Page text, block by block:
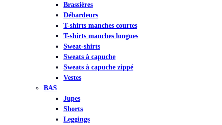
Brassières
Débardeurs
T-shirts manches courtes
T-shirts manches longues
Sweat-shirts
Sweats à capuche
Sweats à capuche zippé
Vestes
BAS
Jupes
Shorts
Leggings